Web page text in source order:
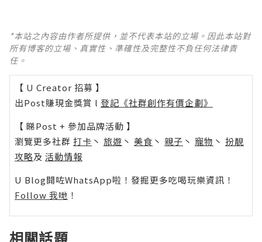
*本站之內容由作者所提供，並不代表本站的立場。因此本站對
所有博客的立場、真實性、準確性及完整性不負任何法律責
任。
【 U Creator 招募 】
出Post賺現金獎賞 l 登記《社群創作有價企劃》
【 睇Post + 參加品牌活動 】
瀏覽更多社群 打卡 丶 旅遊 丶 美食 丶 親子 丶 寵物 丶 扮靚
攻略及 活動情報
U Blog開咗WhatsApp啦！發掘更多吃喝玩樂資訊！
Follow 我哋 ！